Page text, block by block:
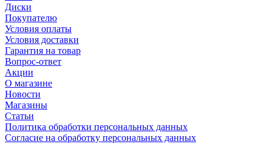
Диски
Покупателю
Условия оплаты
Условия доставки
Гарантия на товар
Вопрос-ответ
Акции
О магазине
Новости
Магазины
Статьи
Политика обработки персональных данных
Согласие на обработку персональных данных